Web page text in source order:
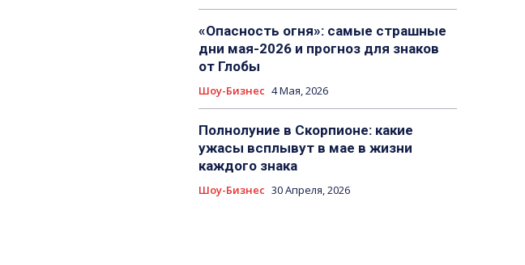
«Опасность огня»: самые страшные
дни мая-2026 и прогноз для знаков
от Глобы
Шоу-Бизнес 4 Мая, 2026
Полнолуние в Скорпионе: какие
ужасы всплывут в мае в жизни
каждого знака
Шоу-Бизнес 30 Апреля, 2026